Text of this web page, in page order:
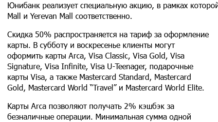
Юнибанк реализует специальную акцию, в рамках
Mall и Yerevan Mall соответственно.
Скидка 50% распространяется на тариф за оформление
карты. В субботу и воскресенье клиенты могут
оформить карты Arca, Visa Classic, Visa Gold, Visa
Signature, Visa Infinite, Visa U-Teenager, подарочные
карты Visa, а также Mastercard Standard, Mastercard
Gold, Mastercard World “Travel” и Mastercard World Elite.
Kарты Arca позволяют получать 2% кэшбэк за
безналичные операции. Минимальная сумма одной